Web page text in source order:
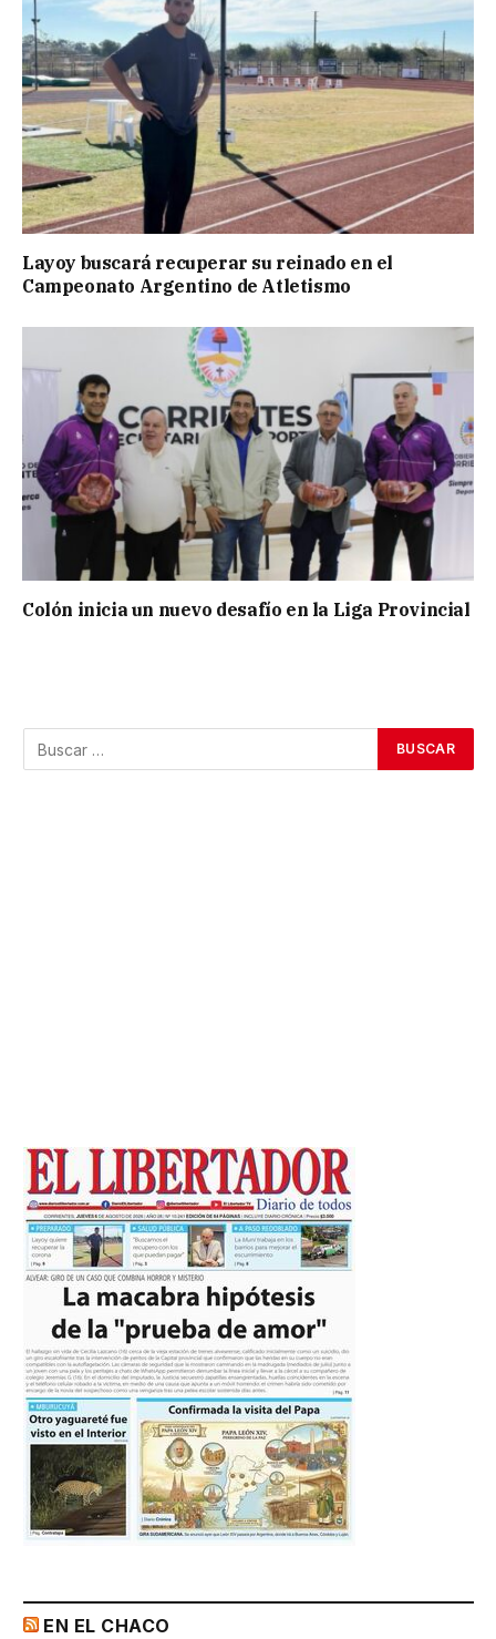
Layoy buscará recuperar su reinado en el
Campeonato Argentino de Atletismo
Colón inicia un nuevo desafío en la Liga Provincial
EN EL CHACO